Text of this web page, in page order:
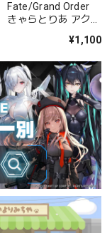
Fate/Grand Order
きゃらとりあ アクリ
ー/ラーヴァ/ティア
¥1,100